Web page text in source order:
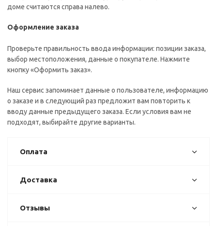
доме считаются справа налево.
Оформление заказа
Проверьте правильность ввода информации: позиции заказа,
выбор местоположения, данные о покупателе. Нажмите
кнопку «Оформить заказ».
Наш сервис запоминает данные о пользователе, информацию
о заказе и в следующий раз предложит вам повторить к
вводу данные предыдущего заказа. Если условия вам не
подходят, выбирайте другие варианты.
Оплата
Доставка
Отзывы